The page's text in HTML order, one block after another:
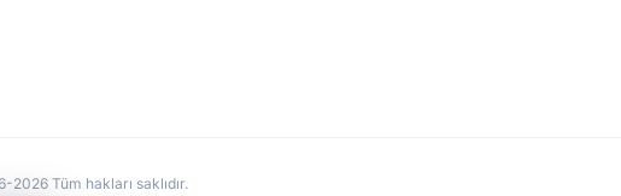
Tüm hakları saklıdır.